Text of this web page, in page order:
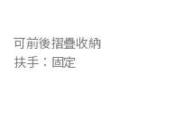
c
e
e
可前後摺疊收納
扶手：固定